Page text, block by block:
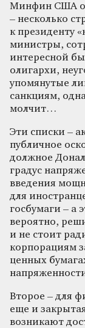
Минфин США
– несколько
к президенту
министры,
интересной
олигархи,
упомянутые
санкциям,
молчит…
Эти списки –
публичное
должное
градус
введения
для
госбумаги – а
вероятно,
и не стоит
корпорациям
ценных
Второе – для
еще и
возникают